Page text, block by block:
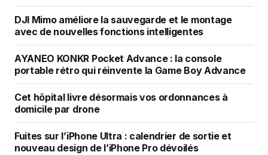
DJI Mimo améliore la sauvegarde et le montage
avec de nouvelles fonctions intelligentes
AYANEO KONKR Pocket Advance : la console
portable rétro qui réinvente la Game Boy Advance
Cet hôpital livre désormais vos ordonnances à
domicile par drone
Fuites sur l’iPhone Ultra : calendrier de sortie et
nouveau design de l’iPhone Pro dévoilés